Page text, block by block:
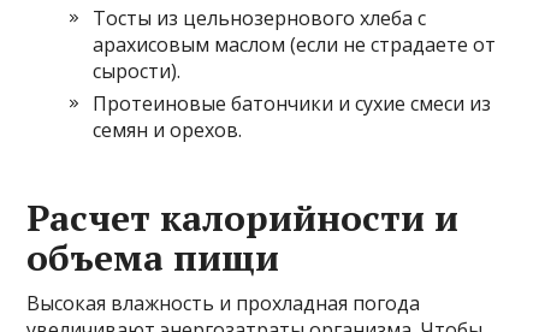
Тосты из цельнозернового хлеба с
арахисовым маслом (если не страдаете от
сырости).
Протеиновые батончики и сухие смеси из
семян и орехов.
Расчет калорийности и
объема пищи
Высокая влажность и прохладная погода